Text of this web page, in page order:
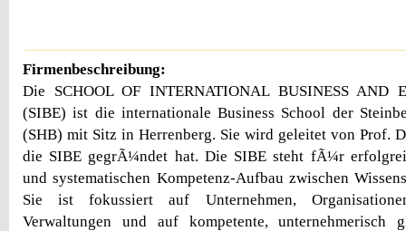
Firmenbeschreibung:
Die SCHOOL OF INTERNATIONAL BUSINESS AND
(SIBE) ist die internationale Business School der
(SHB) mit Sitz in Herrenberg. Sie wird geleitet von Prof.
die SIBE gegrÃ¼ndet hat. Die SIBE steht fÃ¼r
und systematischen Kompetenz-Aufbau zwischen
Sie ist fokussiert auf Unternehmen,
Verwaltungen und auf kompetente, unternehmerisch